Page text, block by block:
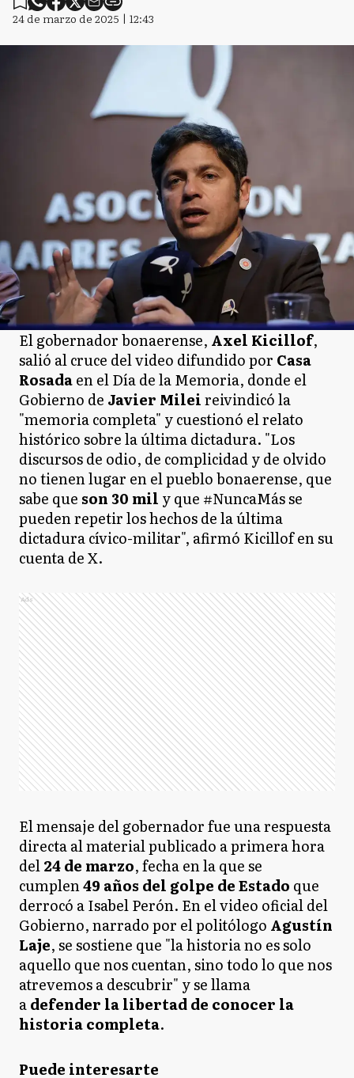
24 de marzo de 2025 | 12:43
El gobernador bonaerense, Axel Kicillof,
salió al cruce del video difundido por Casa
Rosadaen el Día de la Memoria, donde el
Gobierno de Javier Mileireivindicó la
"memoria completa" y cuestionó el relato
histórico sobre la última dictadura. "Los
discursos de odio, de complicidad y de olvido
no tienen lugar en el pueblo bonaerense, que
sabe que son 30 mil y que #NuncaMás se
pueden repetir los hechos de la última
dictadura cívico-militar", afirmó Kicillof en su
cuenta de X.
Ads
El mensaje del gobernador fue una respuesta
directa al material publicado a primera hora
del24 de marzo, fecha en la que se
cumplen49 años del golpe de Estado que
derrocó a Isabel Perón. En el video oficial del
Gobierno, narrado por el politólogo Agustín
Laje, se sostiene que "la historia no es solo
aquello que nos cuentan, sino todo lo que nos
atrevemos a descubrir" y se llama
adefender la libertad de conocer la
historia completa.
Puede interesarte